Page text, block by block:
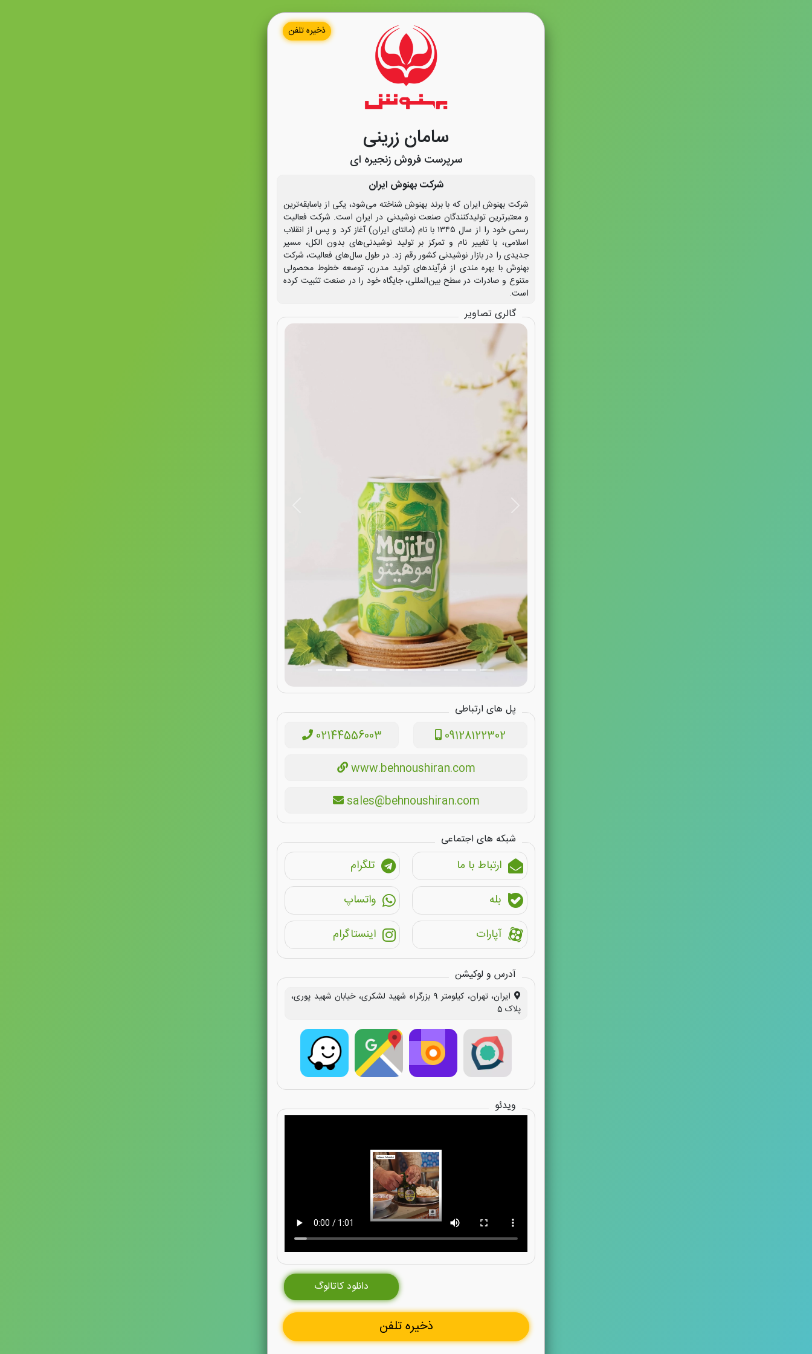
ذخیره تلفن
سامان زرینی
سرپرست فروش زنجیره ای
شرکت بهنوش ایران
شرکت بهنوش ایران که با برند بهنوش شناخته می‌شود، یکی از باسابقه‌ترین
و معتبرترین تولیدکنندگان صنعت نوشیدنی در ایران است. شرکت فعالیت
رسمی خود را از سال ۱۳۴۵ با نام (مالتای ایران) آغاز کرد و پس از انقلاب
اسلامی، با تغییر نام و تمرکز بر تولید نوشیدنی‌های بدون الکل، مسیر
جدیدی را در بازار نوشیدنی کشور رقم زد. در طول سال‌های فعالیت، شرکت
بهنوش با بهره‌ مندی از فرآیندهای تولید مدرن، توسعه خطوط محصولی
متنوع و صادرات در سطح بین‌المللی، جایگاه خود را در صنعت تثبیت کرده
است.
گالری تصاویر
پل های ارتباطی
02144556003
09128122302
www.behnoushiran.com
sales@behnoushiran.com
شبکه های اجتماعی
تلگرام
واتساپ
اینستاگرام
ارتباط با ما
بله
آپارات
آدرس و لوکیشن
ایران، تهران، کیلومتر 9 بزرگراه شهید لشکری، خیابان شهید پوری،
پلاک 5
ویدئو
دانلود کاتالوگ
ذخیره تلفن